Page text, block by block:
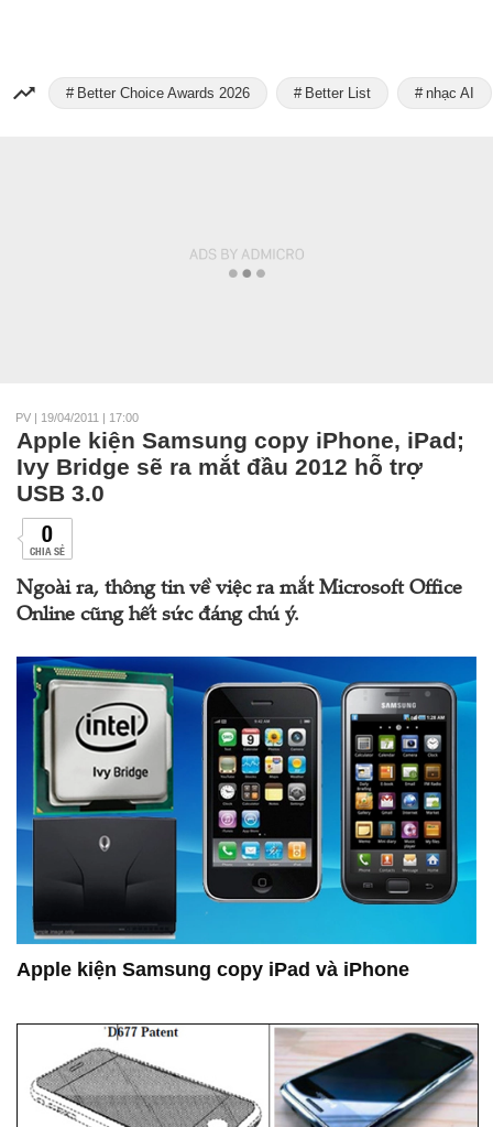
Better Choice Awards 2026 Better List nhạc AI
PV | 19/04/2011 | 17:00
Apple kiện Samsung copy iPhone, iPad;
Ivy Bridge sẽ ra mắt đầu 2012 hỗ trợ
USB 3.0
0
CHIA SẺ
Ngoài ra, thông tin về việc ra mắt Microsoft Office
Online cũng hết sức đáng chú ý.
Apple kiện Samsung copy iPad và iPhone